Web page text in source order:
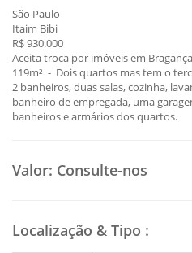
São Paulo
Itaim Bibi
R$ 930.000
Aceita troca por imóveis em
119m² - Dois quartos mas tem o
2 banheiros, duas salas, cozinha,
banheiro de empregada, uma
banheiros e armários dos quartos.
Valor: Consulte-nos
Localização & Tipo :